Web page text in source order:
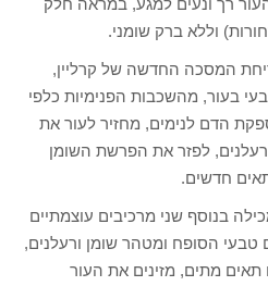
וללא ברק שומני.
המסכה החדשה של קרליין,
בעור, מהשכבות הפנימיות כלפי
הדם לנימים, מחזיר לעור את
לפזר את הפרשת השומן
חדשים.
בנוסף שני מרכיבים עוצמתיים
טבעי הסופח ומטהר שומן ורעלנים,
תאים מתים, מזינים את העור